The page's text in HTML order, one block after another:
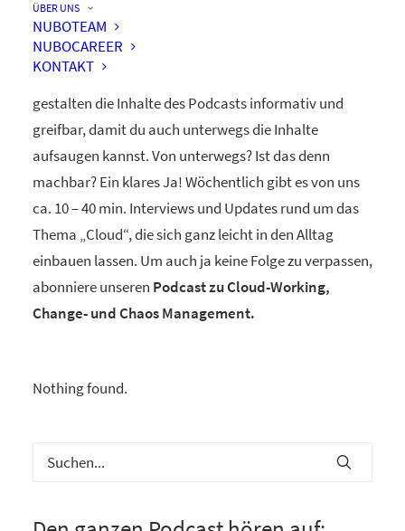
ÜBER UNS
NUBOTEAM
NUBOCAREER
KONTAKT
Herzlich Willkommen! Du hast nuboRadio – unseren
ganz eigenenPodcast zur Digitalisierung
Unsere beiden Moderatoren Dominique und Markus
gestalten die Inhalte des Podcasts informativ und
greifbar, damit du auch unterwegs die Inhalte
aufsaugen kannst. Von unterwegs? Ist das denn
machbar? Ein klares Ja! Wöchentlich gibt es von uns
ca. 10 – 40 min. Interviews und Updates rund um das
Thema „Cloud“, die sich ganz leicht in den Alltag
einbauen lassen. Um auch ja keine Folge zu verpassen,
abonniere unseren Podcast zu Cloud-Working,
Change- und Chaos Management.
Nothing found.